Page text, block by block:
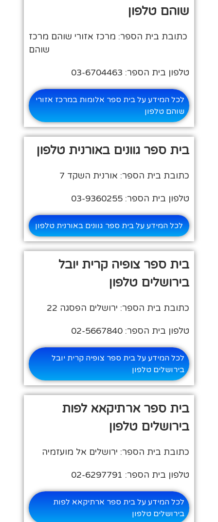
שוהם טלפון
כתובת בית הספר: מרכז אזורי שוהם מרכז
שוהם
טלפון בית הספר: 03-6704463
לכל המידע על בית ספר אלומות במרכז אזורי
שוהם טלפון
בית ספר גוונים באורנית טלפון
כתובת בית הספר: אורנית השקד 7
טלפון בית הספר: 03-9360255
לכל המידע על בית ספר גוונים באורנית טלפון
בית ספר צופיה קרית יובל
בירושלים טלפון
כתובת בית הספר: ירושלים הפסגה 22
טלפון בית הספר: 02-5667840
לכל המידע על בית ספר צופיה קרית יובל
בירושלים טלפון
בית ספר ארתיקאא לפות
בירושלים טלפון
כתובת בית הספר: ירושלים אל מועזמיה
טלפון בית הספר: 02-6297791
לכל המידע על בית ספר ארתיקאא לפות
בירושלים טלפון